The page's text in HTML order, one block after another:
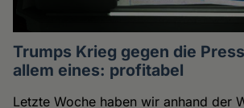
Trumps Krieg gegen die
allem eines: profitabel
Letzte Woche haben wir anhand der